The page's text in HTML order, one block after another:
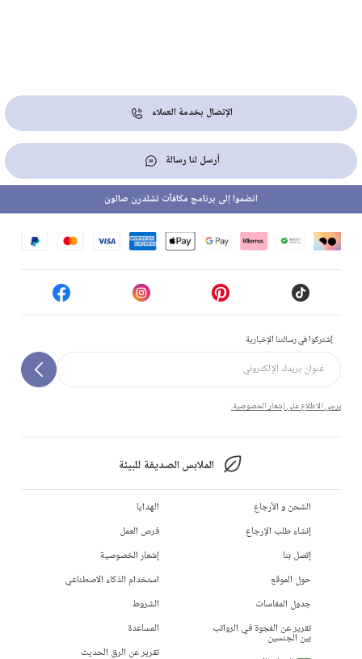
الإتصال بخدمة العملاء
أرسل لنا رسالة
إشتركوا في رسالتنا الإخبارية
يرجى الاطلاع على إشعار الخصوصية.
الملابس الصديقة للبيئة
انضموا إلى برنامج مكافآت تشلدرن صالون
الشحن و الأرجاع
إنشاء طلب الإرجاع
إتصل بنا
حول الموقع
جدول المقاسات
تقرير عن الفجوة في الرواتب
بين الجنسين
الهدايا
فرص العمل
إشعار الخصوصية
استخدام الذكاء الاصطناعي
الشروط
المساعدة
تقرير عن الرق الحديث